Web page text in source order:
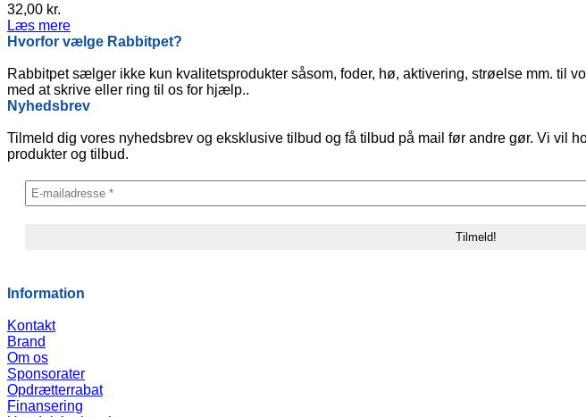
32,00 kr.
Læs mere
Hvorfor vælge Rabbitpet?
Rabbitpet sælger ikke kun kvalitetsprodukter såsom, foder, hø, aktivering, strøelse mm. til
med at skrive eller ring til os for hjælp..
Nyhedsbrev
Tilmeld dig vores nyhedsbrev og eksklusive tilbud og få tilbud på mail før andre gør. Vi vil
produkter og tilbud.
Information
Kontakt
Brand
Om os
Sponsorater
Opdrætterrabat
Finansering